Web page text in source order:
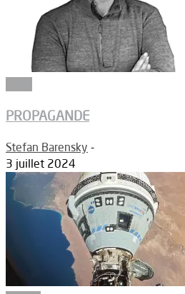
PROPAGANDE
Stefan Barensky -
3 juillet 2024